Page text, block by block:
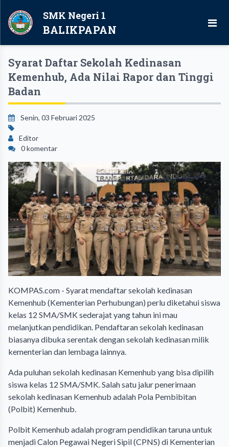
SMK Negeri 1
BALIKPAPAN
Syarat Daftar Sekolah Kedinasan
Kemenhub, Ada Nilai Rapor dan Tinggi
Badan
Senin, 03 Februari 2025
Editor
0 komentar
KOMPAS.com - Syarat mendaftar sekolah kedinasan
Kemenhub (Kementerian Perhubungan) perlu diketahui siswa
kelas 12 SMA/SMK sederajat yang tahun ini mau
melanjutkan pendidikan. Pendaftaran sekolah kedinasan
biasanya dibuka serentak dengan sekolah kedinasan milik
kementerian dan lembaga lainnya.
Ada puluhan sekolah kedinasan Kemenhub yang bisa dipilih
siswa kelas 12 SMA/SMK. Salah satu jalur penerimaan
sekolah kedinasan Kemenhub adalah Pola Pembibitan
(Polbit) Kemenhub.
Polbit Kemenhub adalah program pendidikan taruna untuk
menjadi Calon Pegawai Negeri Sipil (CPNS) di Kementerian